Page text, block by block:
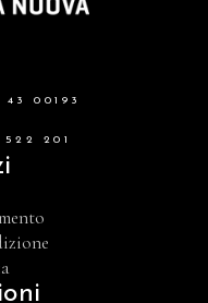
43 00193
201